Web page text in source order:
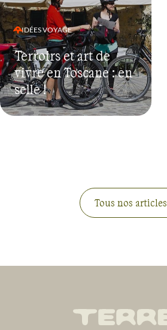
IDÉES VOYAGE
Terroirs et art de
vivre en Toscane : en
selle !
Tous nos articles